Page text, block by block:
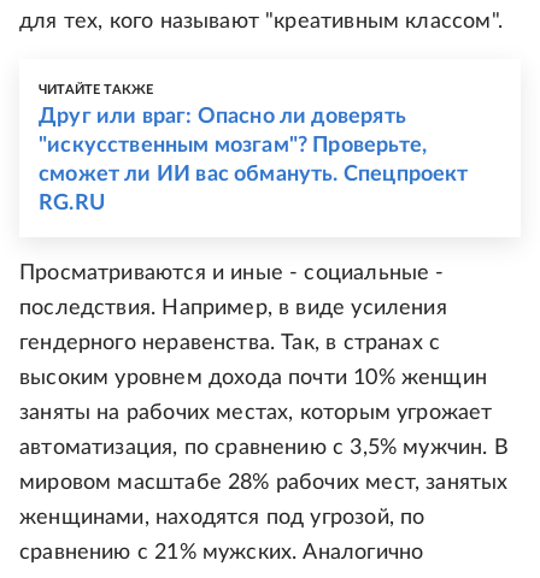
для тех, кого называют "креативным классом".
ЧИТАЙТЕ ТАКЖЕ
Друг или враг: Опасно ли доверять
"искусственным мозгам"? Проверьте,
сможет ли ИИ вас обмануть. Спецпроект
RG.RU
Просматриваются и иные - социальные -
последствия. Например, в виде усиления
гендерного неравенства. Так, в странах с
высоким уровнем дохода почти 10% женщин
заняты на рабочих местах, которым угрожает
автоматизация, по сравнению с 3,5% мужчин. В
мировом масштабе 28% рабочих мест, занятых
женщинами, находятся под угрозой, по
сравнению с 21% мужских. Аналогично